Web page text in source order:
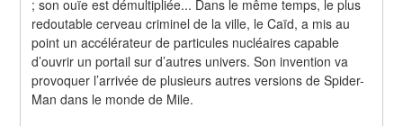
; son ouïe est démultipliée... Dans le même temps, le plus
redoutable cerveau criminel de la ville, le Caïd, a mis au
point un accélérateur de particules nucléaires capable
d’ouvrir un portail sur d’autres univers. Son invention va
provoquer l’arrivée de plusieurs autres versions de Spider-
Man dans le monde de Mile.